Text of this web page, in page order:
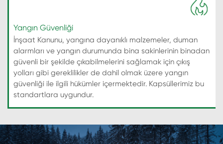
Yangın Güvenliği
İnşaat Kanunu, yangına dayanıklı malzemeler, duman
alarmları ve yangın durumunda bina sakinlerinin binadan
güvenli bir şekilde çıkabilmelerini sağlamak için çıkış
yolları gibi gereklilikler de dahil olmak üzere yangın
güvenliği ile ilgili hükümler içermektedir. Kapsüllerimiz bu
standartlara uygundur.